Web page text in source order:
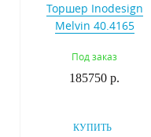
Торшер Inodesign
Melvin 40.4165
Под заказ
185750 р.
КУПИТЬ